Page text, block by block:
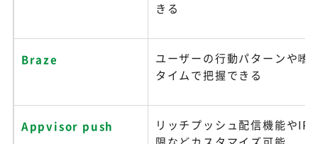
きる
Braze
ユーザーの行動パターンや嗜
タイムで把握できる
Appvisor push
リッチプッシュ配信機能やIP